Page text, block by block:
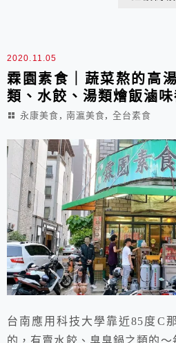
2020.11.05
霖園素食｜蔬菜熬的高
類、水餃、湯類燴飯滷味
永康美食 , 南瀛美食, 全台素食
台南應用科技大學靠近85度C
的，有賣水餃、臭臭鍋之類的